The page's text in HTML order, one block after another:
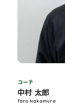
コーチ
中村 太郎
Taro Nakamura